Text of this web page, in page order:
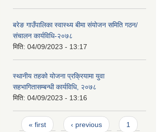
बरेङ गाउँपालिका स्वास्थ्य बीमा संयोजन समिति गठन/
संचालन कार्यविधि-२०७८
मिति: 04/09/2023 - 13:17
स्थानीय तहको योजना प्रक्रियामा युवा
सहभागितासम्बन्धी कार्यविधि, २०७८
मिति: 04/09/2023 - 13:16
Pages
« first ‹ previous 1